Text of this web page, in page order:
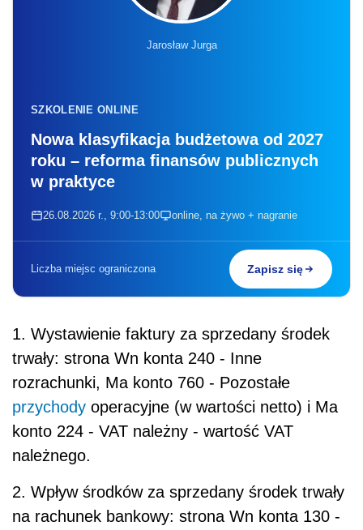
Jarosław Jurga
SZKOLENIE ONLINE
Nowa klasyfikacja budżetowa od 2027
roku – reforma finansów publicznych
w praktyce
26.08.2026 r., 9:00-13:00 online, na żywo + nagranie
Liczba miejsc ograniczona Zapisz się
1. Wystawienie faktury za sprzedany środek
trwały: strona Wn konta 240 - Inne
rozrachunki, Ma konto 760 - Pozostałe
przychody operacyjne (w wartości netto) i Ma
konto 224 - VAT należny - wartość VAT
należnego.
2. Wpływ środków za sprzedany środek trwały
na rachunek bankowy: strona Wn konta 130 -